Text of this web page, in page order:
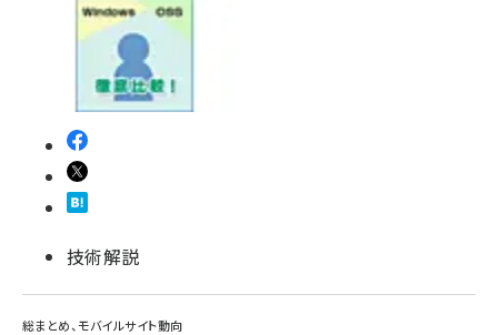
技術解説
総まとめ、モバイルサイト動向